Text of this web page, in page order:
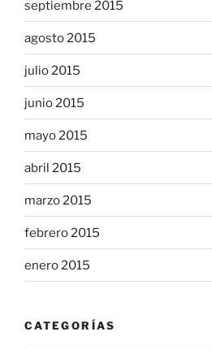
septiembre 2015
agosto 2015
julio 2015
junio 2015
mayo 2015
abril 2015
marzo 2015
febrero 2015
enero 2015
CATEGORÍAS